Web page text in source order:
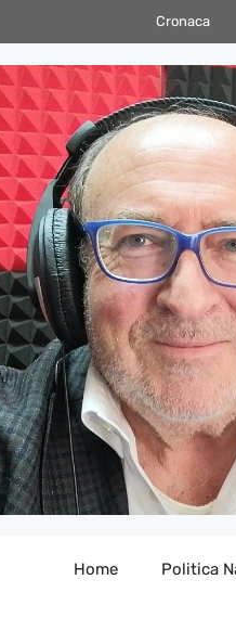
Cronaca
Home Politica